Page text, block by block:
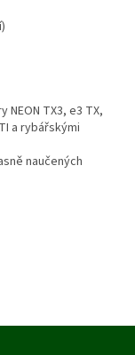
TX3, e3 TX,
a rybářskými
naučených